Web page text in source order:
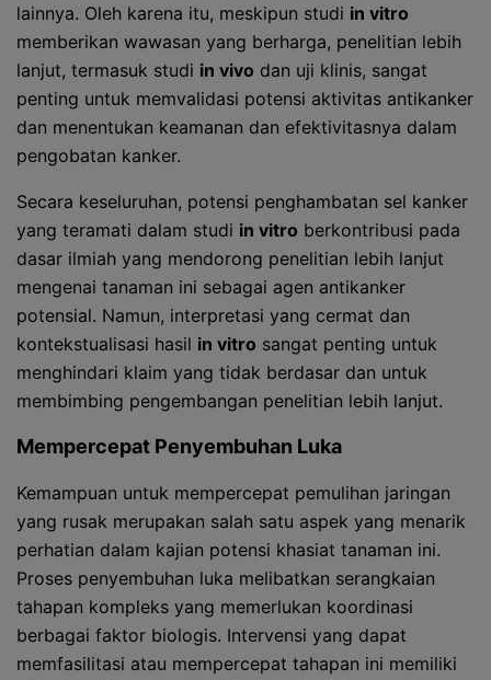
lainnya. Oleh karena itu, meskipun studi in vitro
memberikan wawasan yang berharga, penelitian lebih
lanjut, termasuk studi in vivo dan uji klinis, sangat
penting untuk memvalidasi potensi aktivitas antikanker
dan menentukan keamanan dan efektivitasnya dalam
pengobatan kanker.
Secara keseluruhan, potensi penghambatan sel kanker
yang teramati dalam studi in vitro berkontribusi pada
dasar ilmiah yang mendorong penelitian lebih lanjut
mengenai tanaman ini sebagai agen antikanker
potensial. Namun, interpretasi yang cermat dan
kontekstualisasi hasil in vitro sangat penting untuk
menghindari klaim yang tidak berdasar dan untuk
membimbing pengembangan penelitian lebih lanjut.
Mempercepat Penyembuhan Luka
Kemampuan untuk mempercepat pemulihan jaringan
yang rusak merupakan salah satu aspek yang menarik
perhatian dalam kajian potensi khasiat tanaman ini.
Proses penyembuhan luka melibatkan serangkaian
tahapan kompleks yang memerlukan koordinasi
berbagai faktor biologis. Intervensi yang dapat
memfasilitasi atau mempercepat tahapan ini memiliki